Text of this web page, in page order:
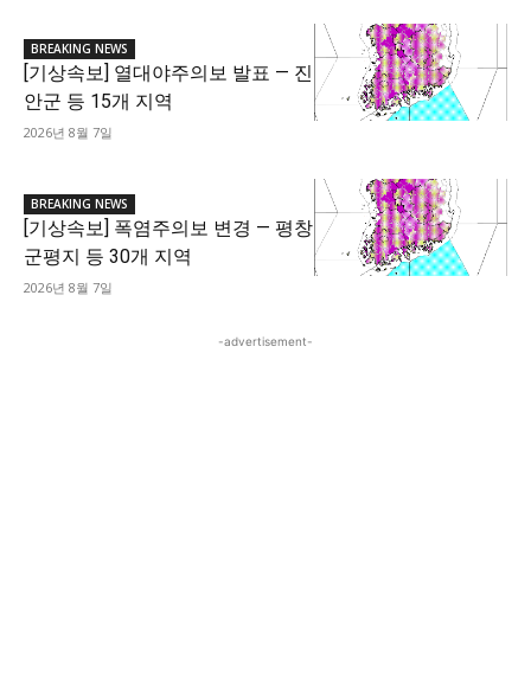
BREAKING NEWS
[기상속보] 열대야주의보 발표 — 진
안군 등 15개 지역
2026년 8월 7일
BREAKING NEWS
[기상속보] 폭염주의보 변경 — 평창
군평지 등 30개 지역
2026년 8월 7일
-advertisement-